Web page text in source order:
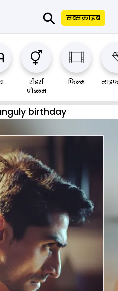
⚲ सब्सक्राइब
रीडर्स
प्रौब्लम
फिल्म
birthday